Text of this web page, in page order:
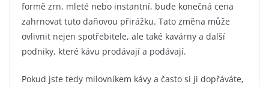
formě zrn, mleté nebo instantní, bude konečná cena
zahrnovat tuto daňovou přirážku. Tato změna může
ovlivnit nejen spotřebitele, ale také kavárny a další
podniky, které kávu prodávají a podávají.
Pokud jste tedy milovníkem kávy a často si ji dopřáváte,